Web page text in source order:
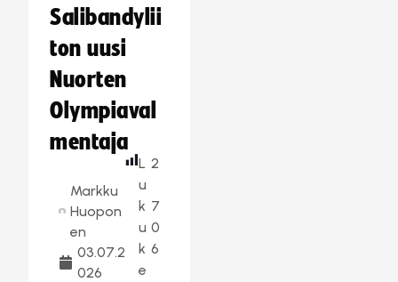
Salibandylii
ton uusi
Nuorten
Olympiaval
mentaja
Markku
Huopon
en
03.07.2
026
L
u
k
u
k
e
2
7
0
6